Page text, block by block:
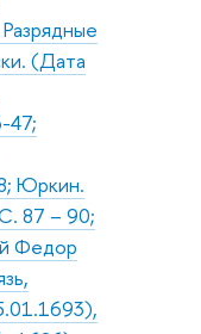
(Дата
47;
Юркин.
87 – 90;
Федор